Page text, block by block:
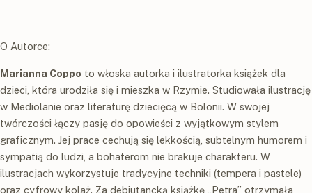
O Autorce:
Marianna Coppo to włoska autorka i ilustratorka książek dla
dzieci, która uro­dziła się i mieszka w Rzymie. Studiowała ilustrację
w Mediolanie oraz literaturę dziecięcą w Bolonii. W swojej
twórczości łączy pasję do opowieści z wyjątkowym stylem
graficznym. Jej prace cechują się lekkością, subtelnym humorem i
sympa­tią do ludzi, a bohaterom nie brakuje charakteru. W
ilustracjach wykorzystuje tradycyjne techniki (tempera i pastele)
oraz cyfrowy kolaż. Za debiutancką książ­kę „Petra” otrzymała